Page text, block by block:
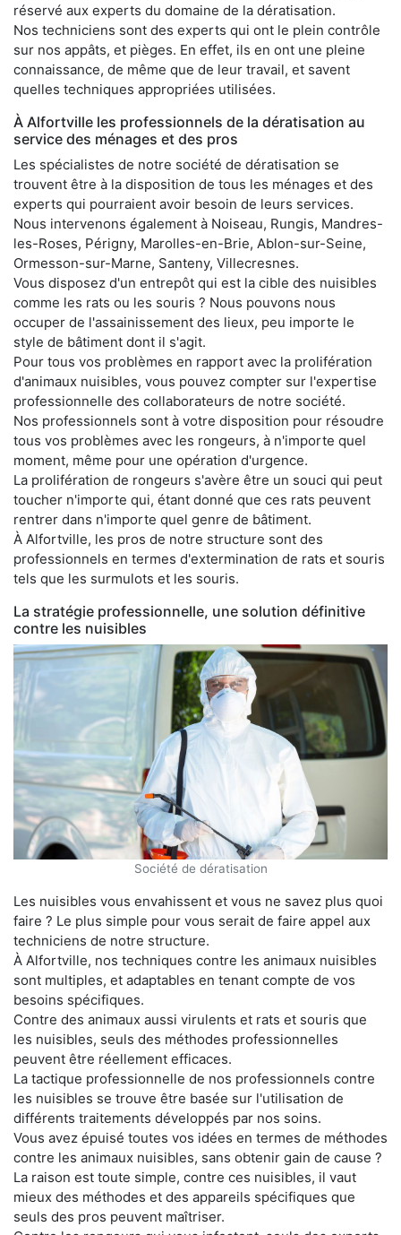
réservé aux experts du domaine de la dératisation.
Nos techniciens sont des experts qui ont le plein contrôle
sur nos appâts, et pièges. En effet, ils en ont une pleine
connaissance, de même que de leur travail, et savent
quelles techniques appropriées utilisées.
À Alfortville les professionnels de la dératisation au
service des ménages et des pros
Les spécialistes de notre société de dératisation se
trouvent être à la disposition de tous les ménages et des
experts qui pourraient avoir besoin de leurs services.
Nous intervenons également à Noiseau, Rungis, Mandres-
les-Roses, Périgny, Marolles-en-Brie, Ablon-sur-Seine,
Ormesson-sur-Marne, Santeny, Villecresnes.
Vous disposez d'un entrepôt qui est la cible des nuisibles
comme les rats ou les souris ? Nous pouvons nous
occuper de l'assainissement des lieux, peu importe le
style de bâtiment dont il s'agit.
Pour tous vos problèmes en rapport avec la prolifération
d'animaux nuisibles, vous pouvez compter sur l'expertise
professionnelle des collaborateurs de notre société.
Nos professionnels sont à votre disposition pour résoudre
tous vos problèmes avec les rongeurs, à n'importe quel
moment, même pour une opération d'urgence.
La prolifération de rongeurs s'avère être un souci qui peut
toucher n'importe qui, étant donné que ces rats peuvent
rentrer dans n'importe quel genre de bâtiment.
À Alfortville, les pros de notre structure sont des
professionnels en termes d'extermination de rats et souris
tels que les surmulots et les souris.
La stratégie professionnelle, une solution définitive
contre les nuisibles
Société de dératisation
Les nuisibles vous envahissent et vous ne savez plus quoi
faire ? Le plus simple pour vous serait de faire appel aux
techniciens de notre structure.
À Alfortville, nos techniques contre les animaux nuisibles
sont multiples, et adaptables en tenant compte de vos
besoins spécifiques.
Contre des animaux aussi virulents et rats et souris que
les nuisibles, seuls des méthodes professionnelles
peuvent être réellement efficaces.
La tactique professionnelle de nos professionnels contre
les nuisibles se trouve être basée sur l'utilisation de
différents traitements développés par nos soins.
Vous avez épuisé toutes vos idées en termes de méthodes
contre les animaux nuisibles, sans obtenir gain de cause ?
La raison est toute simple, contre ces nuisibles, il vaut
mieux des méthodes et des appareils spécifiques que
seuls des pros peuvent maîtriser.